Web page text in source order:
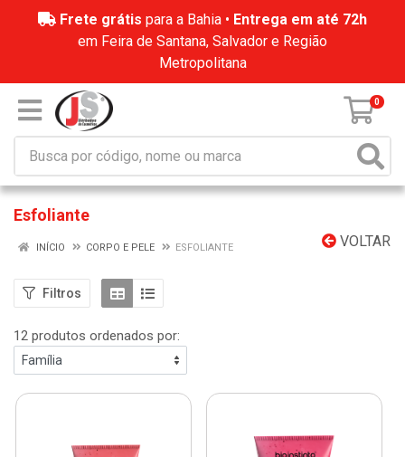
Frete grátis para a Bahia • Entrega em até 72h
em Feira de Santana, Salvador e Região
Metropolitana
0
Esfoliante
VOLTAR
INÍCIO CORPO E PELE ESFOLIANTE
Filtros
12 produtos ordenados por: